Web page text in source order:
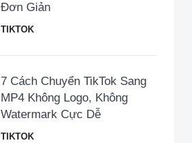
Đơn Giản
TIKTOK
7 Cách Chuyển TikTok Sang
MP4 Không Logo, Không
Watermark Cực Dễ
TIKTOK